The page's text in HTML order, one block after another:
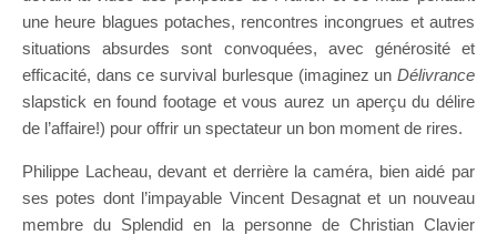
une heure blagues potaches, rencontres incongrues et autres
situations absurdes sont convoquées, avec générosité et
efficacité, dans ce survival burlesque (imaginez un Délivrance
slapstick en found footage et vous aurez un aperçu du délire
de l’affaire!) pour offrir un spectateur un bon moment de rires.
Philippe Lacheau, devant et derrière la caméra, bien aidé par
ses potes dont l’impayable Vincent Desagnat et un nouveau
membre du Splendid en la personne de Christian Clavier